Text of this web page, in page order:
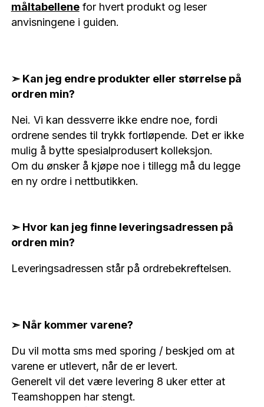
måltabellenefor hvert produkt og leser
anvisningene i guiden.
➣ Kan jeg endre produkter eller størrelse på
ordren min?
Nei. Vi kan dessverre ikke endre noe, fordi
ordrene sendes til trykk fortløpende. Det er ikke
mulig å bytte spesialprodusert kolleksjon.
Om du ønsker å kjøpe noe i tillegg må du legge
en ny ordre i nettbutikken.
➣ Hvor kan jeg finne leveringsadressen på
ordren min?
Leveringsadressen står på ordrebekreftelsen.
➣ Når kommer varene?
Du vil motta sms med sporing / beskjed om at
varene er utlevert, når de er levert.
Generelt vil det være levering 8 uker etter at
Teamshoppen har stengt.